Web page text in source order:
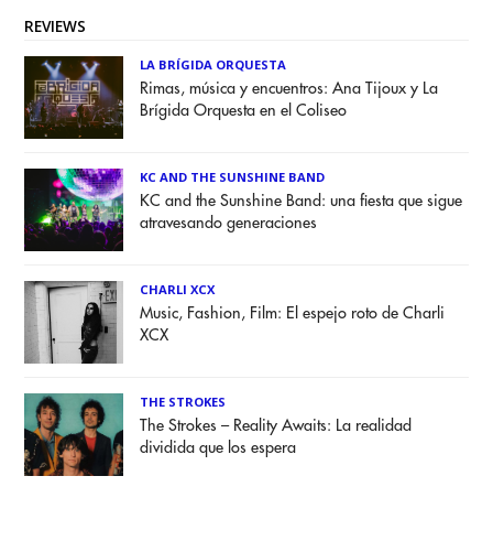
REVIEWS
LA BRÍGIDA ORQUESTA
Rimas, música y encuentros: Ana Tijoux y La
Brígida Orquesta en el Coliseo
KC AND THE SUNSHINE BAND
KC and the Sunshine Band: una fiesta que sigue
atravesando generaciones
CHARLI XCX
Music, Fashion, Film: El espejo roto de Charli
XCX
THE STROKES
The Strokes – Reality Awaits: La realidad
dividida que los espera